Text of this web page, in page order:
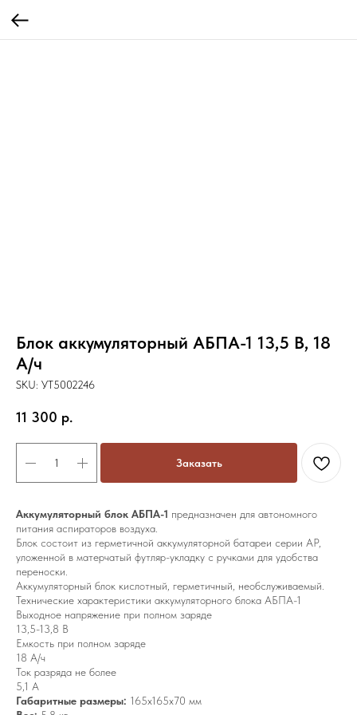
Блок аккумуляторный АБПА-1 13,5 В, 18
А/ч
SKU: УТ5002246
11 300 р.
Заказать
Аккумуляторный блок АБПА-1 предназначен для автономного
питания аспираторов воздуха.
Блок состоит из герметичной аккумуляторной батареи серии АР,
уложенной в матерчатый футляр-укладку с ручками для удобства
переноски.
Аккумуляторный блок кислотный, герметичный, необслуживаемый.
Технические характеристики аккумуляторного блока АБПА-1
Выходное напряжение при полном заряде
13,5-13,8 В
Емкость при полном заряде
18 А/ч
Ток разряда не более
5,1 А
Габаритные размеры: 165х165х70 мм